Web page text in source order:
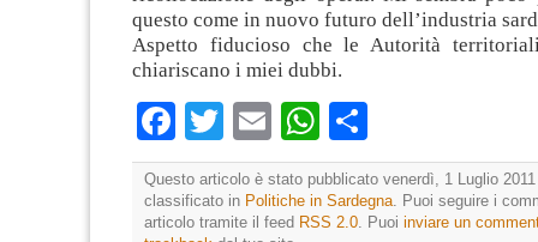
questo come in nuovo futuro dell’industria
Aspetto fiducioso che le Autorità
chiariscano i miei dubbi.
Facebook
TwitterEmailWhatsApp
Questo articolo è stato pubblicato venerdì, 1 Luglio
classificato in Politiche in Sardegna . Puoi seguire i
articolo tramite il feed RSS 2.0 . Puoi inviare un